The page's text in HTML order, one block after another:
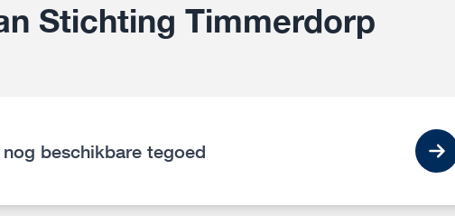
Stichting Timmerdorp
beschikbare tegoed